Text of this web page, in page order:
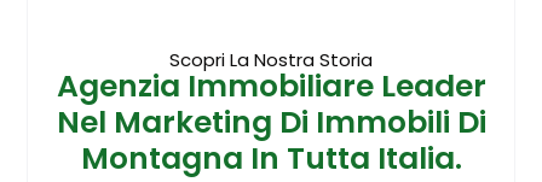
Scopri La Nostra Storia
Agenzia Immobiliare Leader
Nel Marketing Di Immobili Di
Montagna In Tutta Italia.